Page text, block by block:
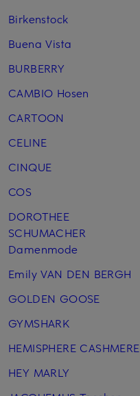
Birkenstock
Buena Vista
BURBERRY
CAMBIO Hosen
CARTOON
CELINE
CINQUE
COS
DOROTHEE
SCHUMACHER
Damenmode
Emily VAN DEN BERGH
GOLDEN GOOSE
GYMSHARK
HEMISPHERE CASHMERE
HEY MARLY